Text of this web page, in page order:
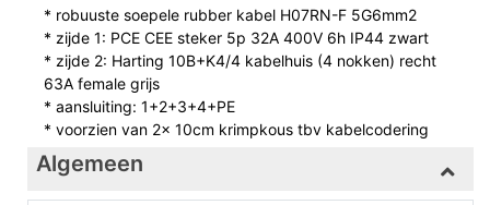
* robuuste soepele rubber kabel H07RN-F 5G6mm2
* zijde 1: PCE CEE steker 5p 32A 400V 6h IP44 zwart
* zijde 2: Harting 10B+K4/4 kabelhuis (4 nokken) recht
63A female grijs
* aansluiting: 1+2+3+4+PE
* voorzien van 2x 10cm krimpkous tbv kabelcodering
Algemeen